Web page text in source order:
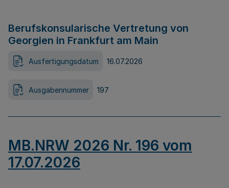
Berufskonsularische Vertretung von
Georgien in Frankfurt am Main
Ausfertigungsdatum 16.07.2026
Ausgabennummer 197
MB.NRW 2026 Nr. 196 vom
17.07.2026